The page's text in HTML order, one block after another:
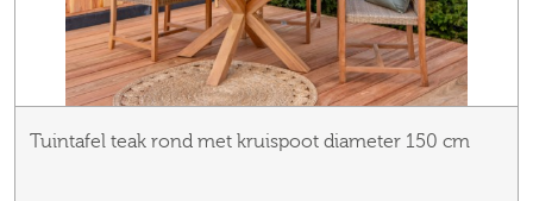
Tuintafel teak rond met kruispoot diameter 150 cm